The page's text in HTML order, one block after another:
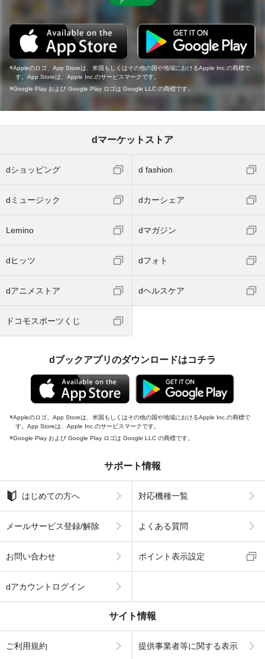
Appleのロゴ、App Storeは、米国もしくはその他の国や地域におけるApple Inc.の商標で
す。App Storeは、Apple Inc.のサービスマークです。
Google Play および Google Play ロゴは Google LLC の商標です。
dマーケットストア
dショッピング d fashion
dミュージック dカーシェア
Lemino dマガジン
dヒッツ dフォト
dアニメストア dヘルスケア
ドコモスポーツくじ
dブックアプリのダウンロードはコチラ
Appleのロゴ、App Storeは、米国もしくはその他の国や地域におけるApple Inc.の商標で
す。App Storeは、Apple Inc.のサービスマークです。
Google Play および Google Play ロゴは Google LLC の商標です。
サポート情報
はじめての方へ 対応機種一覧
メールサービス登録/解除 よくある質問
お問い合わせ ポイント表示設定
dアカウントログイン
サイト情報
ご利用規約 提供事業者等に関する表示